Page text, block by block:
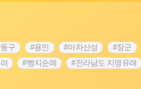
구 #용인 #아차산성 #장군
#빵지순례 #전라남도 지명유래